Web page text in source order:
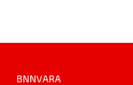
BNNVARA